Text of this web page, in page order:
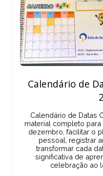
Calendário de
Calendário de Datas
material completo
dezembro, facilitar o
pessoal, registrar
transformar cada
significativa de
celebração ao